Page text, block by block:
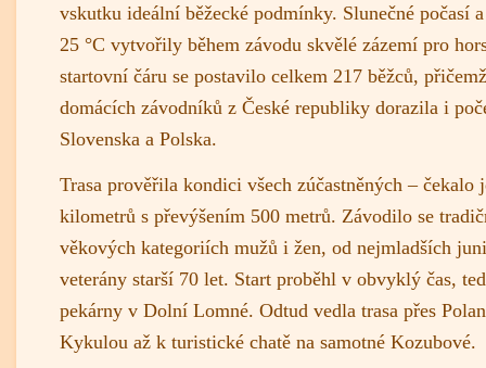
vskutku ideální běžecké podmínky. Slunečné počasí
25 °C vytvořily během závodu skvělé zázemí pro
startovní čáru se postavilo celkem 217 běžců,
domácích závodníků z České republiky dorazila i
Slovenska a Polska.
Trasa prověřila kondici všech zúčastněných – čekalo
kilometrů s převýšením 500 metrů. Závodilo se
věkových kategoriích mužů i žen, od nejmladších
veterány starší 70 let. Start proběhl v obvyklý čas,
pekárny v Dolní Lomné. Odtud vedla trasa přes
Kykulou až k turistické chatě na samotné Kozubové.